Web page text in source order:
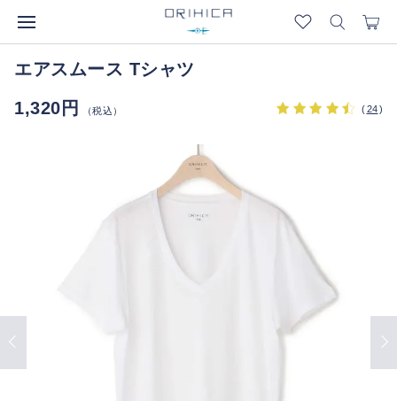
エアスムース Tシャツ
1,320円
（税込） (24)